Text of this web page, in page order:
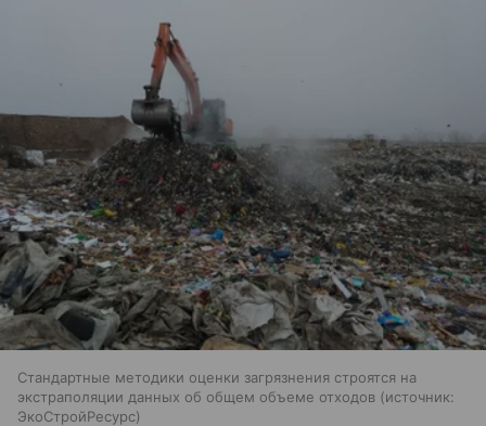
Стандартные методики оценки загрязнения строятся на
экстраполяции данных об общем объеме отходов
источник:
ЭкоСтройРесурс